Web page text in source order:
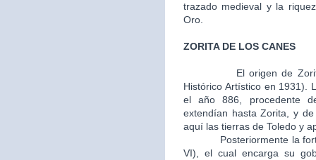
trazado medieval y la
Oro.
ZORITA DE LOS CANES
El origen de
Histórico Artístico en 1931).
el año 886, procedente
extendían hasta Zorita, y
aquí las tierras de Toledo y
Posteriormente la
VI), el cual encarga su